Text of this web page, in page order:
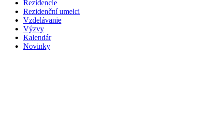
Rezidencie
Rezidenční umelci
Vzdelávanie
Výzvy
Kalendár
Novinky